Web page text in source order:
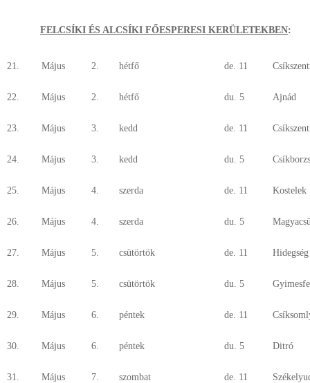
FELCSÍKI ÉS ALCSÍKI FŐESPERESI KERÜLETEKBEN:
21. Május 2. hétfő de. 11
22. Május 2. hétfő du. 5 Ajnád
23. Május 3. kedd de. 11
24. Május 3. kedd du. 5
25. Május 4. szerda de. 11 Kostelek
26. Május 4. szerda du. 5
27. Május 5. csütörtök de. 11 Hidegség
28. Május 5. csütörtök du. 5
29. Május 6. péntek de. 11
30. Május 6. péntek du. 5 Ditró
31. Május 7. szombat de. 11